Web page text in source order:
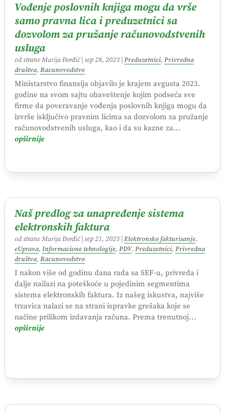
Vođenje poslovnih knjiga mogu da vrše
samo pravna lica i preduzetnici sa
dozvolom za pružanje računovodstvenih
usluga
od straneMarija Đorđić| sep 28, 2023| Preduzetnici, Privredna
društva, Racunovodstvo
Ministarstvo finansija objavilo je krajem avgusta 2023.
godine na svom sajtu obaveštenje kojim podseća sve
firme da poveravanje vođenja poslovnih knjiga mogu da
izvrše isključivo pravnim licima sa dozvolom za pružanje
računovodstvenih usluga, kao i da su kazne za...
opširnije
Naš predlog za unapređenje sistema
elektronskih faktura
od straneMarija Đorđić| sep 21, 2023| Elektronsko fakturisanje,
eUprava, Informacione tehnologije, PDV, Preduzetnici, Privredna
društva, Racunovodstvo
I nakon više od godinu dana rada sa SEF-u, privreda i
dalje nailazi na poteškoće u pojedinim segmentima
sistema elektronskih faktura. Iz našeg iskustva, najviše
trzavica nalazi se na strani ispravke grešaka koje se
načine prilikom izdavanja računa. Prema trenutnoj...
opširnije